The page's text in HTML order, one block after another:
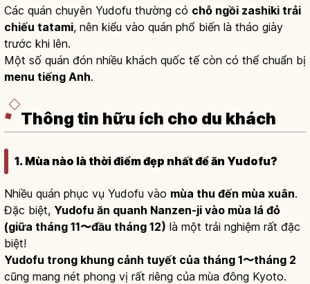
Các quán chuyên Yudofu thường có chỗ ngồi zashiki trải
chiếu tatami, nên kiểu vào quán phổ biến là tháo giày
trước khi lên.
Một số quán đón nhiều khách quốc tế còn có thể chuẩn bị
menu tiếng Anh.
Thông tin hữu ích cho du khách
1. Mùa nào là thời điểm đẹp nhất để ăn Yudofu?
Nhiều quán phục vụ Yudofu vào mùa thu đến mùa xuân.
Đặc biệt, Yudofu ăn quanh Nanzen-ji vào mùa lá đỏ
(giữa tháng 11〜đầu tháng 12) là một trải nghiệm rất đặc
biệt!
Yudofu trong khung cảnh tuyết của tháng 1〜tháng 2
cũng mang nét phong vị rất riêng của mùa đông Kyoto.